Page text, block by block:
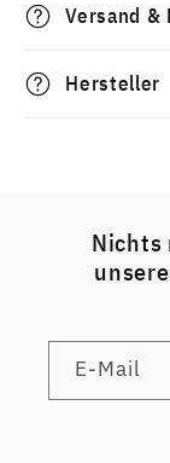
Versand &
Hersteller
Nichts
E-Mail